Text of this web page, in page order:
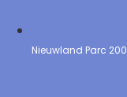
Nieuwland Parc 200